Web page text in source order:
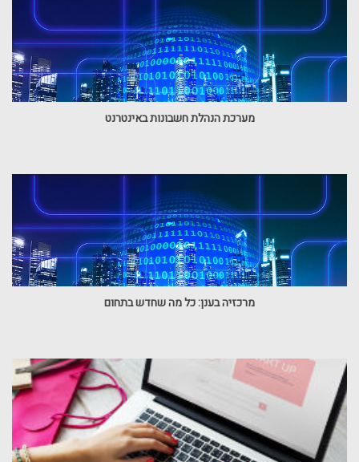
מערכת הנהלת חשבונות באינטרנט
מרכזיה בענן: כל מה שחדש בתחום